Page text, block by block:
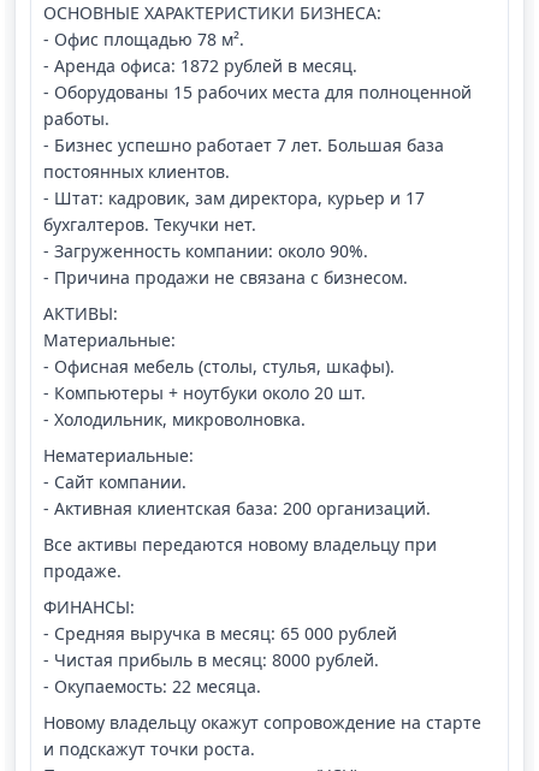
ОСНОВНЫЕ ХАРАКТЕРИСТИКИ БИЗНЕСА:
- Офис площадью 78 м².
- Аренда офиса: 1872 рублей в месяц.
- Оборудованы 15 рабочих места для полноценной
работы.
- Бизнес успешно работает 7 лет. Большая база
постоянных клиентов.
- Штат: кадровик, зам директора, курьер и 17
бухгалтеров. Текучки нет.
- Загруженность компании: около 90%.
- Причина продажи не связана с бизнесом.
АКТИВЫ:
Материальные:
- Офисная мебель (столы, стулья, шкафы).
- Компьютеры + ноутбуки около 20 шт.
- Холодильник, микроволновка.
Нематериальные:
- Сайт компании.
- Активная клиентская база: 200 организаций.
Все активы передаются новому владельцу при
продаже.
ФИНАНСЫ:
- Средняя выручка в месяц: 65 000 рублей
- Чистая прибыль в месяц: 8000 рублей.
- Окупаемость: 22 месяца.
Новому владельцу окажут сопровождение на старте
и подскажут точки роста.